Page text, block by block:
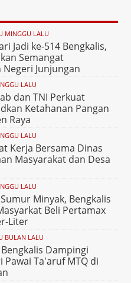
MINGGU LALU
Jadi ke-514 Bengkalis,
Semangat
Junjungan
LALU
dan TNI Perkuat
Ketahanan Pangan
Raya
LALU
Kerja Bersama Dinas
Masyarakat dan Desa
LALU
Minyak, Bengkalis
Beli Pertamax
Liter
BULAN LALU
Dampingi
Pawai Ta'aruf MTQ di